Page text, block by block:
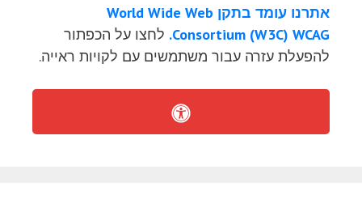
אתרנו עומד בתקן World Wide Web
Consortium (W3C) WCAG. לחצו על הכפתור
להפעלת עזרה עבור משתמשים עם לקויות ראייה.